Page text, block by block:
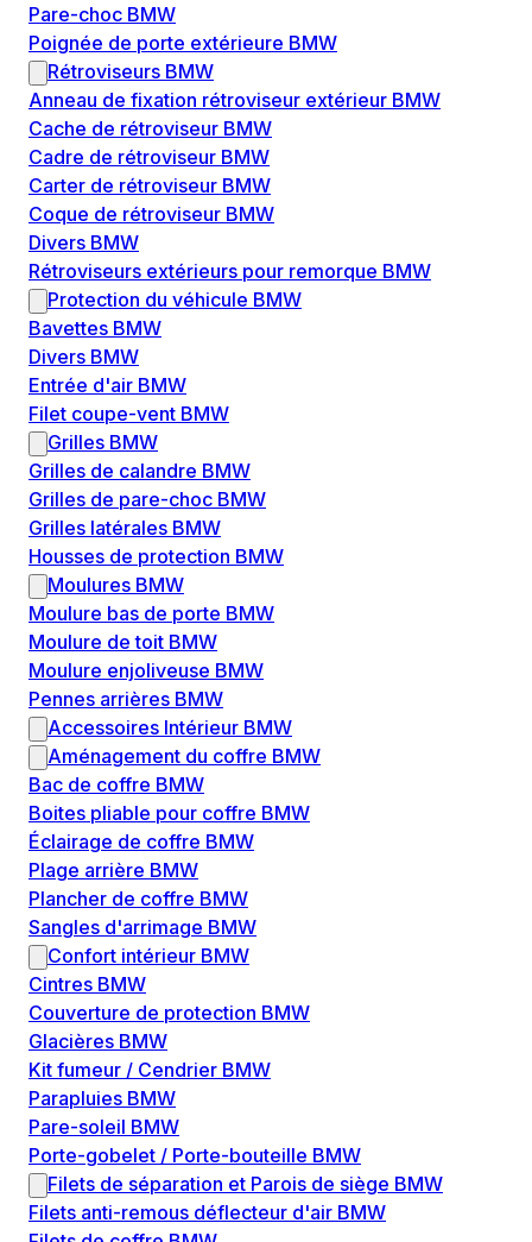
Pare-choc BMW
Poignée de porte extérieure BMW
Rétroviseurs BMW
Anneau de fixation rétroviseur extérieur BMW
Cache de rétroviseur BMW
Cadre de rétroviseur BMW
Carter de rétroviseur BMW
Coque de rétroviseur BMW
Divers BMW
Rétroviseurs extérieurs pour remorque BMW
Protection du véhicule BMW
Bavettes BMW
Divers BMW
Entrée d'air BMW
Filet coupe-vent BMW
Grilles BMW
Grilles de calandre BMW
Grilles de pare-choc BMW
Grilles latérales BMW
Housses de protection BMW
Moulures BMW
Moulure bas de porte BMW
Moulure de toit BMW
Moulure enjoliveuse BMW
Pennes arrières BMW
Accessoires Intérieur BMW
Aménagement du coffre BMW
Bac de coffre BMW
Boites pliable pour coffre BMW
Éclairage de coffre BMW
Plage arrière BMW
Plancher de coffre BMW
Sangles d'arrimage BMW
Confort intérieur BMW
Cintres BMW
Couverture de protection BMW
Glacières BMW
Kit fumeur / Cendrier BMW
Parapluies BMW
Pare-soleil BMW
Porte-gobelet / Porte-bouteille BMW
Filets de séparation et Parois de siège BMW
Filets anti-remous déflecteur d'air BMW